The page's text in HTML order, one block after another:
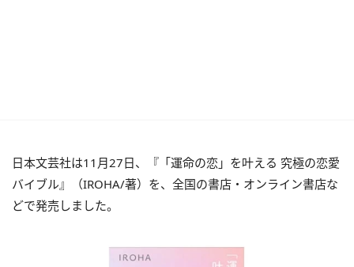
日本文芸社は11月27日、『「運命の恋」を叶える 究極の恋愛
バイブル』（IROHA/著）を、全国の書店・オンライン書店な
どで発売しました。